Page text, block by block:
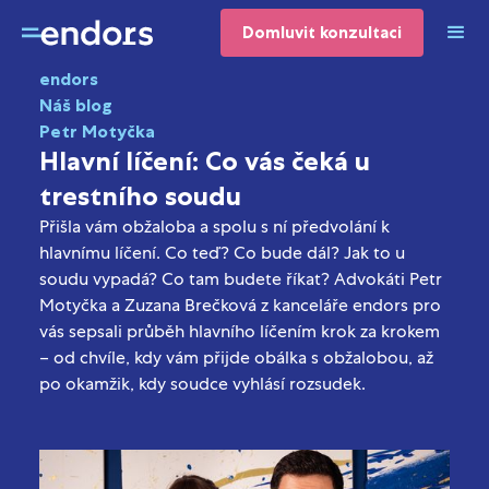
Domluvit konzultaci
endors
Náš blog
Petr Motyčka
Hlavní líčení: Co vás čeká u
trestního soudu
Přišla vám obžaloba a spolu s ní předvolání k
hlavnímu líčení. Co teď? Co bude dál? Jak to u
soudu vypadá? Co tam budete říkat? Advokáti Petr
Motyčka a Zuzana Brečková z kanceláře endors pro
vás sepsali průběh hlavního líčením krok za krokem
– od chvíle, kdy vám přijde obálka s obžalobou, až
po okamžik, kdy soudce vyhlásí rozsudek.